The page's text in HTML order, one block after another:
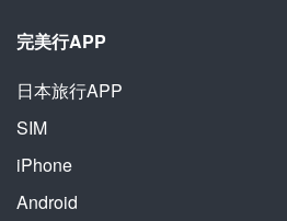
完美行APP
日本旅行APP
SIM
iPhone
Android